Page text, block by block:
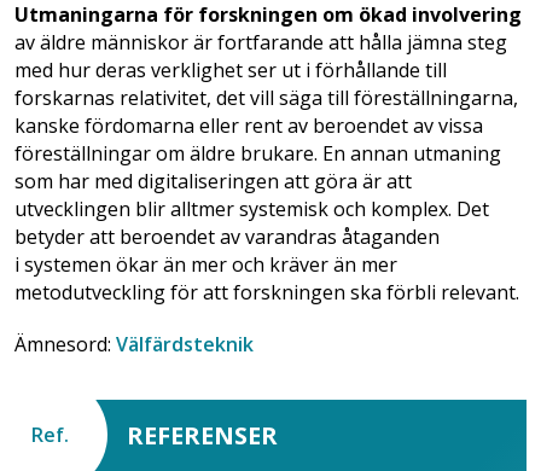
Utmaningarna för forskningen om ökad involvering
av äldre människor är fortfarande att hålla jämna steg
med hur deras verklighet ser ut i förhållande till
forskarnas relativitet, det vill säga till föreställningarna,
kanske fördomarna eller rent av beroendet av vissa
föreställningar om äldre brukare. En annan utmaning
som har med digitaliseringen att göra är att
utvecklingen blir alltmer systemisk och komplex. Det
betyder att beroendet av varandras åtaganden
i systemen ökar än mer och kräver än mer
metodutveckling för att forskningen ska förbli relevant.
Ämnesord: Välfärdsteknik
Ref. REFERENSER